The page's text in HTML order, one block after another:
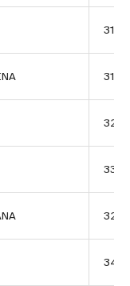
3123
3192
3351
3431